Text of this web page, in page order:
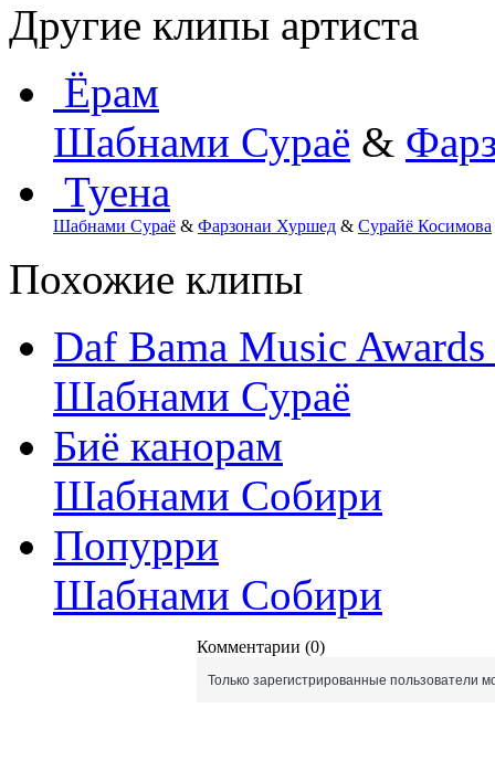
Другие клипы артиста
Ёрам
Шабнами Сураё &
Туена
Шабнами Сураё & Фарзонаи Хуршед & Сурайё Косимова
Похожие клипы
Daf Bama Music
Шабнами Сураё
Биё канорам
Шабнами Собири
Попурри
Шабнами Собири
Комментарии (0)
Только зарегистрированные пользователи